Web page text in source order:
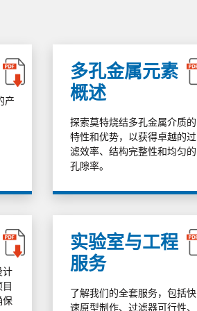
产
多孔金属元素
概述
探索莫特烧结多孔金属介质的
特性和优势，以获得卓越的过
滤效率、结构完整性和均匀的
孔隙率。
计
保
实验室与工程
服务
了解我们的全套服务，包括快
速原型制作、过滤器可行性、